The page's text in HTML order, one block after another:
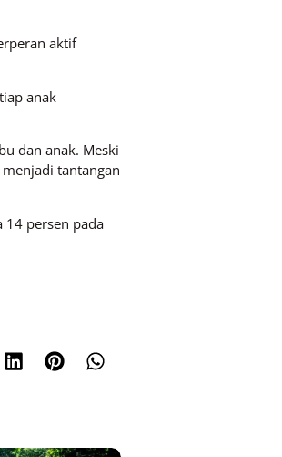
aktif
anak
dan anak. Meski
tantangan
14 persen pada